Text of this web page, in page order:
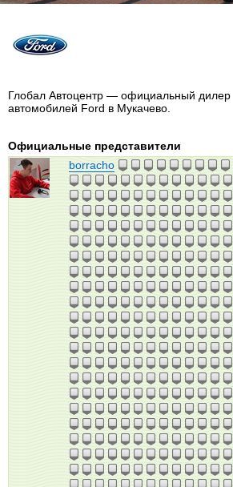
Глобал Автоцентр — официальный дилер
автомобилей Ford в Мукачево.
Официальные представители
borracho